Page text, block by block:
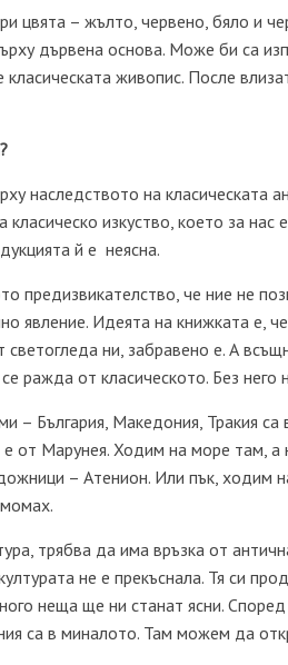
цвята – жълто, червено, бяло и
дървена основа. Може би са
живопис. После
наследството на класическата
класическо изкуство, което за
й е неясна.
предизвикателство, че ние не
явление. Идеята на книжката е,
светогледа ни, забравено е. А
ражда от класическото. Без
– България, Македония, Тракия
от Марунея. Ходим на море там,
– Атенион. Или пък, ходим
трябва да има връзка от
не е прекъснала. Тя си
неща ще ни станат ясни.
са в миналото. Там можем да